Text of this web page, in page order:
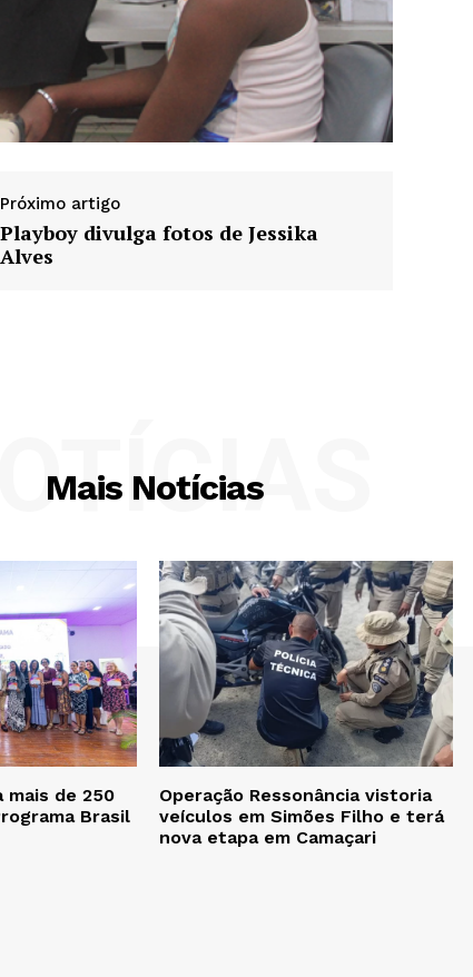
Próximo artigo
Playboy divulga fotos de Jessika
Alves
Mais Notícias
mais de 250
Brasil
Operação Ressonância vistoria
veículos em Simões Filho e terá
nova etapa em Camaçari